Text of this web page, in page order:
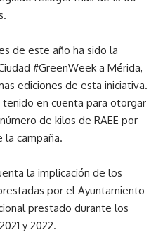
de este año ha sido la
#GreenWeek a Mérida,
ediciones de esta iniciativa.
en cuenta para otorgar
de kilos de RAEE por
la campaña.
la implicación de los
por el Ayuntamiento
prestado durante los
y 2022.